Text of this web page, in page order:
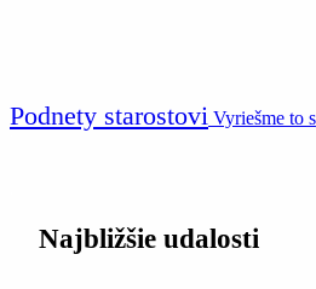
Podnety starostovi Vyriešme to
Najbližšie udalosti